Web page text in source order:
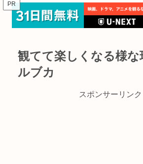
PR
観てて楽しくなる様な
ルブカ
スポンサーリンク